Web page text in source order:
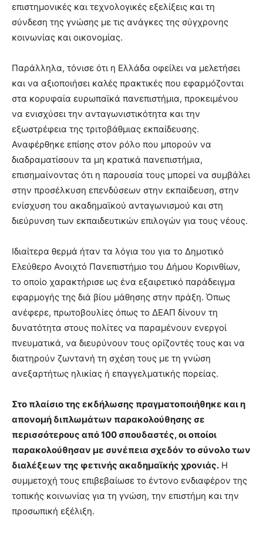
επιστημονικές και τεχνολογικές εξελίξεις και τη
σύνδεση της γνώσης με τις ανάγκες της σύγχρονης
κοινωνίας και οικονομίας.
Παράλληλα, τόνισε ότι η Ελλάδα οφείλει να μελετήσει
και να αξιοποιήσει καλές πρακτικές που εφαρμόζονται
στα κορυφαία ευρωπαϊκά πανεπιστήμια, προκειμένου
να ενισχύσει την ανταγωνιστικότητα και την
εξωστρέφεια της τριτοβάθμιας εκπαίδευσης.
Αναφέρθηκε επίσης στον ρόλο που μπορούν να
διαδραματίσουν τα μη κρατικά πανεπιστήμια,
επισημαίνοντας ότι η παρουσία τους μπορεί να συμβάλει
στην προσέλκυση επενδύσεων στην εκπαίδευση, στην
ενίσχυση του ακαδημαϊκού ανταγωνισμού και στη
διεύρυνση των εκπαιδευτικών επιλογών για τους νέους.
Ιδιαίτερα θερμά ήταν τα λόγια του για το Δημοτικό
Ελεύθερο Ανοιχτό Πανεπιστήμιο του Δήμου Κορινθίων,
το οποίο χαρακτήρισε ως ένα εξαιρετικό παράδειγμα
εφαρμογής της διά βίου μάθησης στην πράξη. Όπως
ανέφερε, πρωτοβουλίες όπως το ΔΕΑΠ δίνουν τη
δυνατότητα στους πολίτες να παραμένουν ενεργοί
πνευματικά, να διευρύνουν τους ορίζοντές τους και να
διατηρούν ζωντανή τη σχέση τους με τη γνώση
ανεξαρτήτως ηλικίας ή επαγγελματικής πορείας.
Στο πλαίσιο της εκδήλωσης πραγματοποιήθηκε και η
απονομή διπλωμάτων παρακολούθησης σε
περισσότερους από 100 σπουδαστές, οι οποίοι
παρακολούθησαν με συνέπεια σχεδόν το σύνολο των
διαλέξεων της φετινής ακαδημαϊκής χρονιάς. Η
συμμετοχή τους επιβεβαίωσε το έντονο ενδιαφέρον της
τοπικής κοινωνίας για τη γνώση, την επιστήμη και την
προσωπική εξέλιξη.